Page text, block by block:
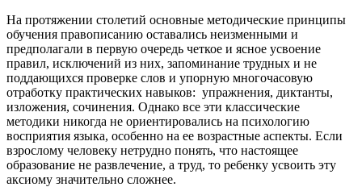
На протяжении столетий основные методические принципы
обучения правописанию оставались неизменными и
предполагали в первую очередь четкое и ясное усвоение
правил, исключений из них, запоминание трудных и не
поддающихся проверке слов и упорную многочасовую
отработку практических навыков: упражнения, диктанты,
изложения, сочинения. Однако все эти классические
методики никогда не ориентировались на психологию
восприятия языка, особенно на ее возрастные аспекты. Если
взрослому человеку нетрудно понять, что настоящее
образование не развлечение, а труд, то ребенку усвоить эту
аксиому значительно сложнее.